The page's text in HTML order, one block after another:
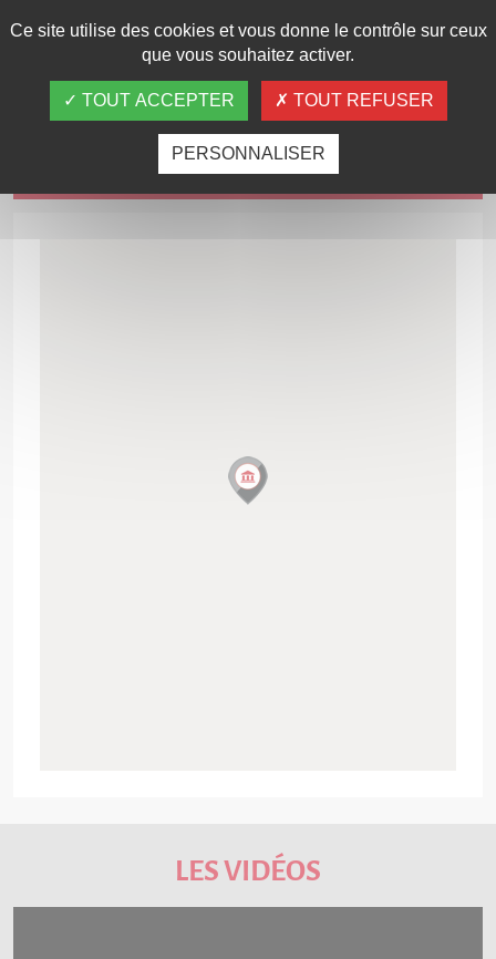
Carte d'accès
Commentaires(0)
LES VIDÉOS
Ce site utilise des cookies et vous donne le contrôle sur ceux
que vous souhaitez activer.
TOUT ACCEPTER TOUT REFUSER
PERSONNALISER